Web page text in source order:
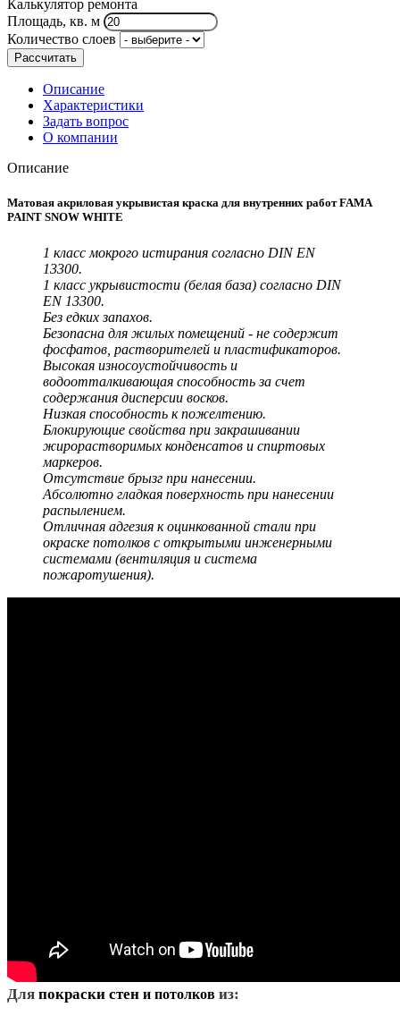
Калькулятор ремонта
Площадь, кв. м
Количество слоев
Рассчитать
Описание
Характеристики
Задать вопрос
О компании
Описание
Матовая акриловая укрывистая краска для внутренних работ FAMA
PAINT SNOW WHITE
1 класс мокрого истирания согласно DIN EN
13300.
1 класс укрывистости (белая база) согласно DIN
EN 13300.
Без едких запахов.
Безопасна для жилых помещений - не содержит
фосфатов, растворителей и пластификаторов.
Высокая износоустойчивость и
водоотталкивающая способность за счет
содержания дисперсии восков.
Низкая способность к пожелтению.
Блокирующие свойства при закрашивании
жирорастворимых конденсатов и спиртовых
маркеров.
Отсутствие брызг при нанесении.
Абсолютно гладкая поверхность при нанесении
распылением.
Отличная адгезия к оцинкованной стали при
окраске потолков с открытыми инженерными
системами (вентиляция и система
пожаротушения).
Для покраски стен и потолков из: